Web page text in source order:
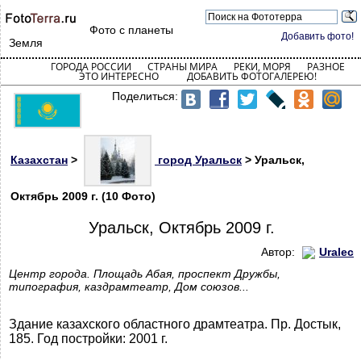
Добавить фото!
Фото с планеты
Земля
ГОРОДА РОССИИ СТРАНЫ МИРА РЕКИ, МОРЯ РАЗНОЕ
ЭТО ИНТЕРЕСНО ДОБАВИТЬ ФОТОГАЛЕРЕЮ!
Поделиться:
Казахстан > город Уральск > Уральск,
Октябрь 2009 г. (10 Фото)
Уральск, Октябрь 2009 г.
Автор:
Uralec
Центр города. Площадь Абая, проспект Дружбы,
типография, каздрамтеатр, Дом союзов...
Здание казахского областного драмтеатра. Пр. Достык,
185. Год постройки: 2001 г.